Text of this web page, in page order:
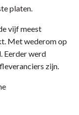
platen.
vijf meest
Met wederom op
Eerder werd
zijn.